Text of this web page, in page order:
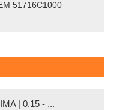
51716C1000
| 0.15 - ...